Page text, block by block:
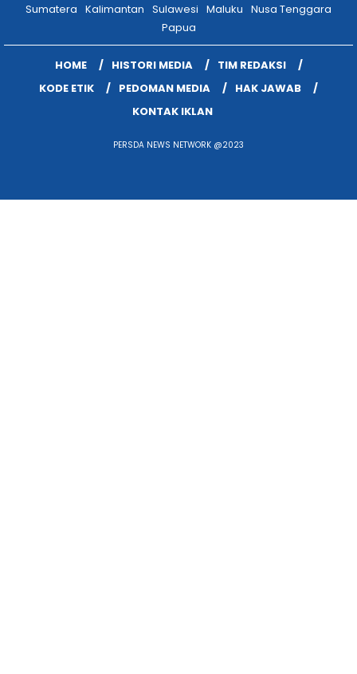
Sumatera Kalimantan Sulawesi Maluku Nusa Tenggara
Papua
HOME HISTORI MEDIA
TIM REDAKSI
KODE ETIK
PEDOMAN MEDIA
HAK JAWAB
KONTAK IKLAN
PERSDA NEWS NETWORK @2023